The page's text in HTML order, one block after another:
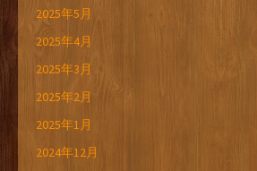
2025年5月
2025年4月
2025年3月
2025年2月
2025年1月
2024年12月